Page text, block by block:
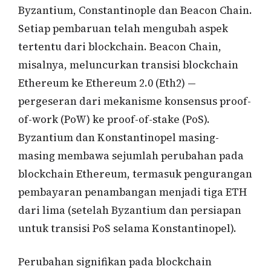
Byzantium, Constantinople dan Beacon Chain.
Setiap pembaruan telah mengubah aspek
tertentu dari blockchain. Beacon Chain,
misalnya, meluncurkan transisi blockchain
Ethereum ke Ethereum 2.0 (Eth2) —
pergeseran dari mekanisme konsensus proof-
of-work (PoW) ke proof-of-stake (PoS).
Byzantium dan Konstantinopel masing-
masing membawa sejumlah perubahan pada
blockchain Ethereum, termasuk pengurangan
pembayaran penambangan menjadi tiga ETH
dari lima (setelah Byzantium dan persiapan
untuk transisi PoS selama Konstantinopel).
Perubahan signifikan pada blockchain